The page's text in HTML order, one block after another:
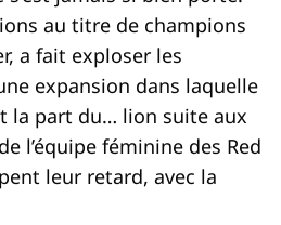
au titre de champions
a fait exploser les
expansion dans laquelle
la part du… lion suite aux
l’équipe féminine des Red
leur retard, avec la